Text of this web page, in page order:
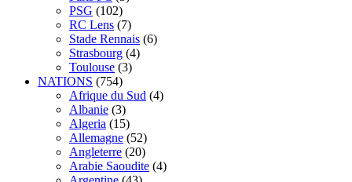
PSG (102)
RC Lens (7)
Stade Rennais (6)
Strasbourg (4)
Toulouse (3)
NATIONS (754)
Afrique du Sud (4)
Albanie (3)
Algeria (15)
Allemagne (52)
Angleterre (20)
Arabie Saoudite (4)